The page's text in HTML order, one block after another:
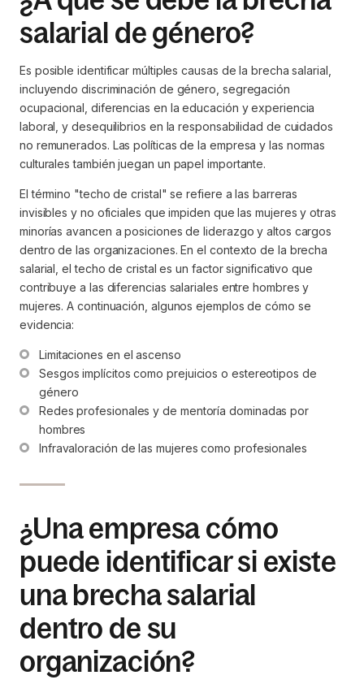
salarial de género?
Es posible identificar múltiples causas de la brecha salarial,
incluyendo discriminación de género, segregación
ocupacional, diferencias en la educación y experiencia
laboral, y desequilibrios en la responsabilidad de cuidados
no remunerados. Las políticas de la empresa y las normas
culturales también juegan un papel importante.
El término "techo de cristal" se refiere a las barreras
invisibles y no oficiales que impiden que las mujeres y otras
minorías avancen a posiciones de liderazgo y altos cargos
dentro de las organizaciones. En el contexto de la brecha
salarial, el techo de cristal es un factor significativo que
contribuye a las diferencias salariales entre hombres y
mujeres. A continuación, algunos ejemplos de cómo se
evidencia:
Limitaciones en el ascenso
Sesgos implícitos como prejuicios o estereotipos de
género
Redes profesionales y de mentoría dominadas por
hombres
Infravaloración de las mujeres como profesionales
¿Una empresa cómo
puede identificar si existe
una brecha salarial
dentro de su
organización?